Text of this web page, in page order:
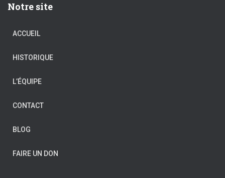
Notre site
ACCUEIL
HISTORIQUE
L’ÉQUIPE
CONTACT
BLOG
FAIRE UN DON